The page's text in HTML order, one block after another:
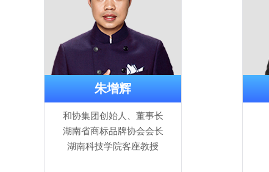
朱增辉
和协集团创始人、董事长
湖南省商标品牌协会会长
湖南科技学院客座教授